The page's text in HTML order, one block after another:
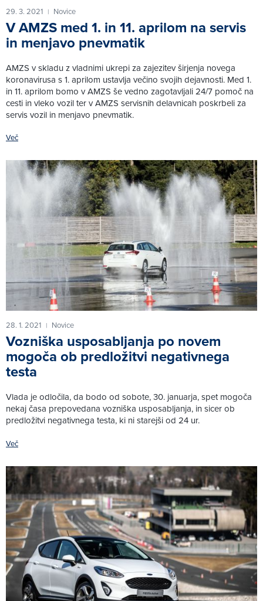
29. 3. 2021 | Novice
V AMZS med 1. in 11. aprilom na servis
in menjavo pnevmatik
AMZS v skladu z vladnimi ukrepi za zajezitev širjenja novega
koronavirusa s 1. aprilom ustavlja večino svojih dejavnosti. Med 1.
in 11. aprilom bomo v AMZS še vedno zagotavljali 24/7 pomoč na
cesti in vleko vozil ter v AMZS servisnih delavnicah poskrbeli za
servis vozil in menjavo pnevmatik.
Več
28. 1. 2021 | Novice
Vozniška usposabljanja po novem
mogoča ob predložitvi negativnega
testa
Vlada je odločila, da bodo od sobote, 30. januarja, spet mogoča
nekaj časa prepovedana vozniška usposabljanja, in sicer ob
predložitvi negativnega testa, ki ni starejši od 24 ur.
Več